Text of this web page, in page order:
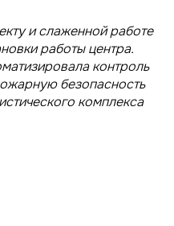
и слаженной работе
работы центра.
контроль
безопасность
комплекса